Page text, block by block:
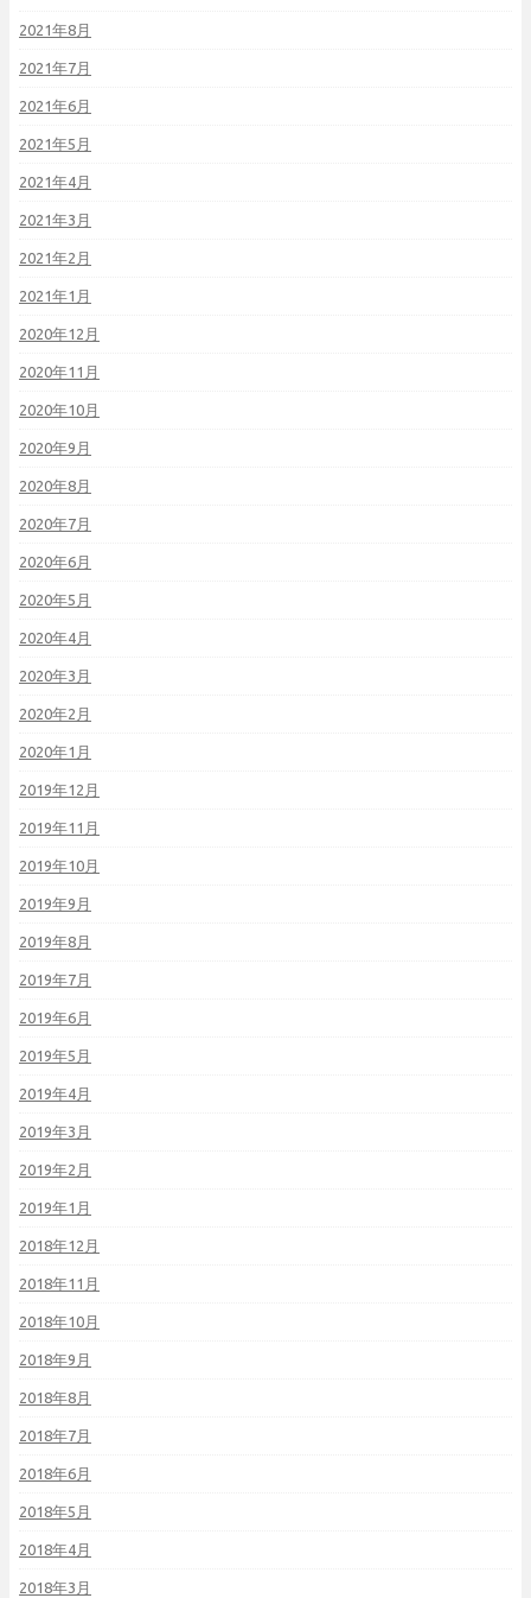
2021年8月
2021年7月
2021年6月
2021年5月
2021年4月
2021年3月
2021年2月
2021年1月
2020年12月
2020年11月
2020年10月
2020年9月
2020年8月
2020年7月
2020年6月
2020年5月
2020年4月
2020年3月
2020年2月
2020年1月
2019年12月
2019年11月
2019年10月
2019年9月
2019年8月
2019年7月
2019年6月
2019年5月
2019年4月
2019年3月
2019年2月
2019年1月
2018年12月
2018年11月
2018年10月
2018年9月
2018年8月
2018年7月
2018年6月
2018年5月
2018年4月
2018年3月